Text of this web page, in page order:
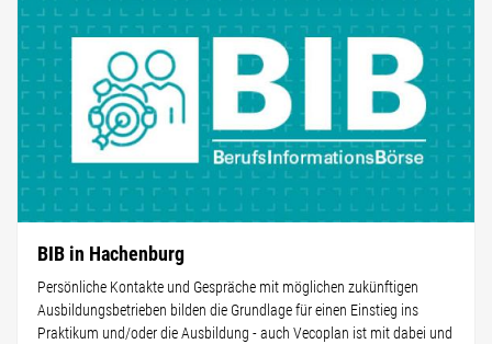
BIB in Hachenburg
Persönliche Kontakte und Gespräche mit möglichen zukünftigen
Ausbildungsbetrieben bilden die Grundlage für einen Einstieg ins
Praktikum und/oder die Ausbildung - auch Vecoplan ist mit dabei und